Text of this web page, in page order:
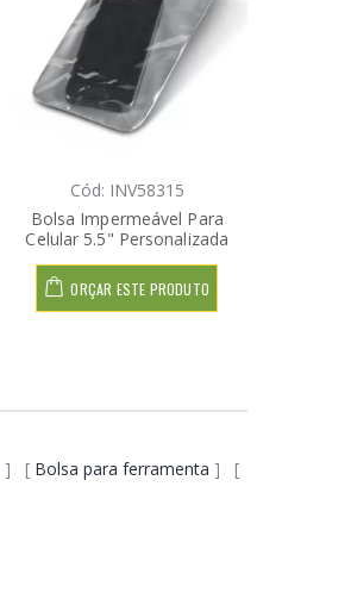
Cód: INV58315
Bolsa Impermeável Para
Celular 5.5" Personalizada
ORÇAR ESTE PRODUTO
] [ Bolsa para ferramenta ] [